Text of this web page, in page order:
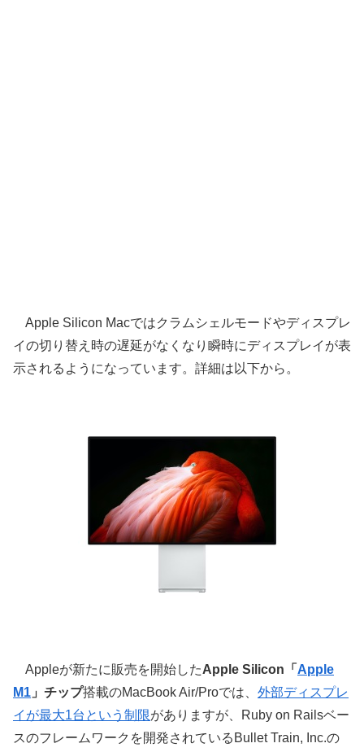
Apple Silicon Macではクラムシェルモードやディスプレ
イの切り替え時の遅延がなくなり瞬時にディスプレイが表
示されるようになっています。詳細は以下から。
Appleが新たに販売を開始したApple Silicon「 Apple
M1 」チップ搭載のMacBook Air/Proでは、 外部ディスプレ
イが最大1台という制限がありますが、Ruby on Railsベー
スのフレームワークを開発されているBullet Train, Inc.の